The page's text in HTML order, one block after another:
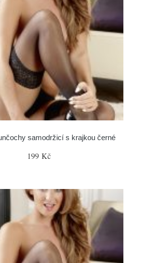
samodržicí s krajkou černé
199 Kč